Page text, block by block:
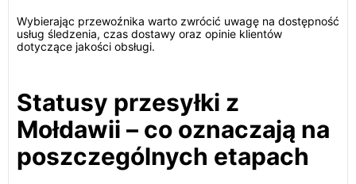
Wybierając przewoźnika warto zwrócić uwagę na dostępność
usług śledzenia, czas dostawy oraz opinie klientów
dotyczące jakości obsługi.
Statusy przesyłki z
Mołdawii – co oznaczają na
poszczególnych etapach